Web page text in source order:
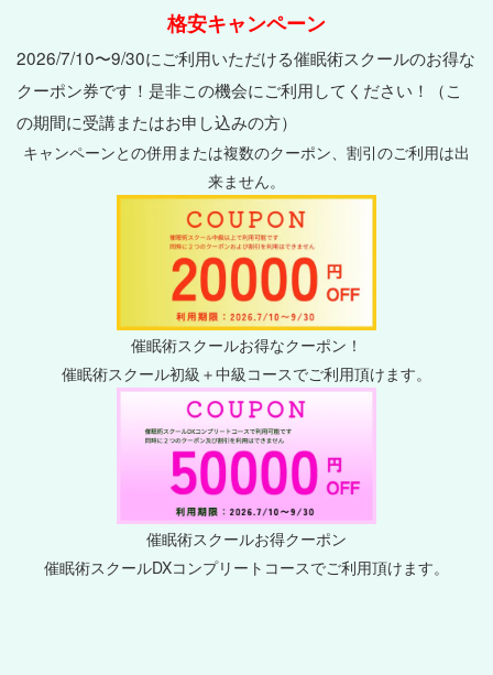
格安キャンペーン
2026/7/10〜9/30にご利用いただける催眠術スクールのお得な
クーポン券です！是非この機会にご利用してください！（こ
の期間に受講またはお申し込みの方）
キャンペーンとの併用または複数のクーポン、割引のご利用は出
来ません。
催眠術スクールお得なクーポン！
催眠術スクール初級＋中級コースでご利用頂けます。
催眠術スクールお得クーポン
催眠術スクールDXコンプリートコースでご利用頂けます。